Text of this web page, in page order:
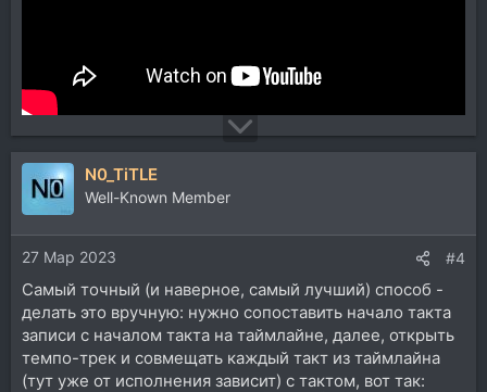
N0_TiTLE
Well-Known Member
27 Мар 2023 #4
Самый точный (и наверное, самый лучший) способ -
делать это вручную: нужно сопоставить начало такта
записи с началом такта на таймлайне, далее, открыть
темпо-трек и совмещать каждый такт из таймлайна
(тут уже от исполнения зависит) с тактом, вот так: